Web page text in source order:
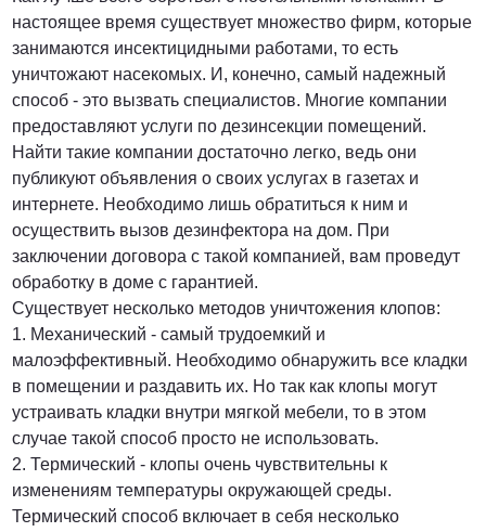
настоящее время существует множество фирм, которые
занимаются инсектицидными работами, то есть
уничтожают насекомых. И, конечно, самый надежный
способ - это вызвать специалистов. Многие компании
предоставляют услуги по дезинсекции помещений.
Найти такие компании достаточно легко, ведь они
публикуют объявления о своих услугах в газетах и
интернете. Необходимо лишь обратиться к ним и
осуществить вызов дезинфектора на дом. При
заключении договора с такой компанией, вам проведут
обработку в доме с гарантией.
Существует несколько методов уничтожения клопов:
1. Механический - самый трудоемкий и
малоэффективный. Необходимо обнаружить все кладки
в помещении и раздавить их. Но так как клопы могут
устраивать кладки внутри мягкой мебели, то в этом
случае такой способ просто не использовать.
2. Термический - клопы очень чувствительны к
изменениям температуры окружающей среды.
Термический способ включает в себя несколько